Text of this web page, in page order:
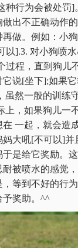
种行为会被处罚]
出不正确动作
做。例如：小
以].3. 对小狗喷
过程，直到狗儿
说[坐下];如果
虽然一般的训练
上，如果狗儿一
一起，就会造
大吼[不可以]并
是给它奖励。
被喷水的感觉
等到不好的行
予奖助。^^